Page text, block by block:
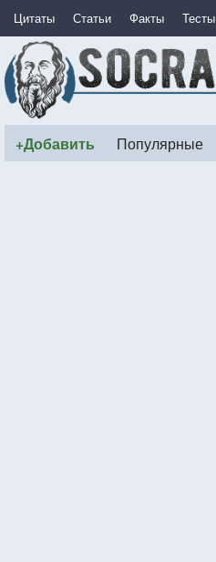
Цитаты Статьи Факты Тесты
+Добавить Популярные